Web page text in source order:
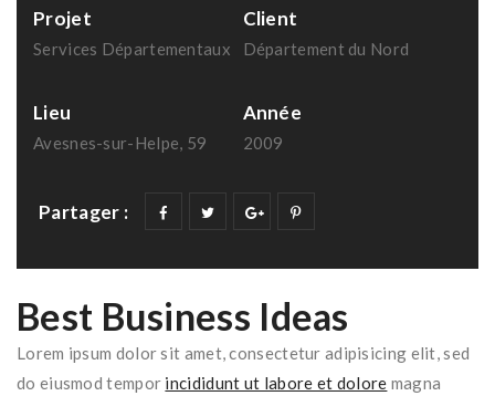
Projet
Services Départementaux
Client
Département du Nord
Lieu
Avesnes-sur-Helpe, 59
Année
2009
Partager :
Best Business Ideas
Lorem ipsum dolor sit amet, consectetur adipisicing elit, sed
do eiusmod tempor incididunt ut labore et dolore magna